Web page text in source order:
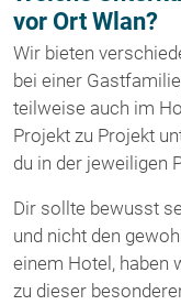
vor Ort Wlan?
Wir bieten
bei einer
teilweise auch im
Projekt zu Projekt
du in der jeweiligen
Dir sollte bewusst
und nicht den
einem Hotel, haben
zu dieser